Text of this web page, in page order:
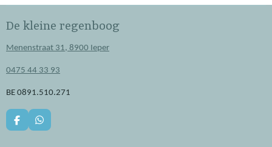
De kleine regenboog
Menenstraat 31, 8900 Ieper
0475 44 33 93
BE 0891.510.271
F
W